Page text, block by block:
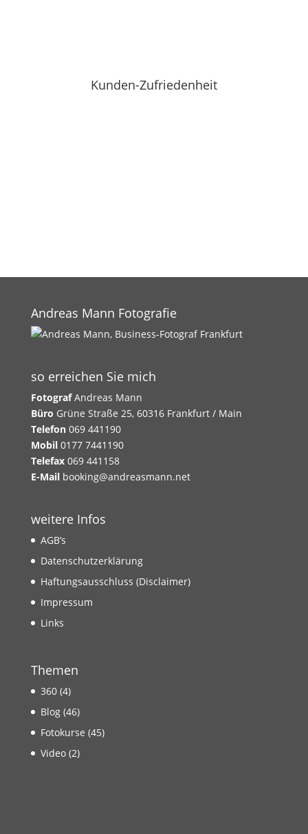
Kunden-Zufriedenheit
Andreas Mann Fotografie
so erreichen Sie mich
FotografAndreas Mann
Büro Grüne Straße 25, 60316 Frankfurt / Main
Telefon069 441190
Mobil0177 7441190
Telefax069 441158
E-Mail booking@andreasmann.net
weitere Infos
AGB’s
Datenschutzerklärung
Haftungsausschluss (Disclaimer)
Impressum
Links
Themen
360(4)
Blog(46)
Fotokurse (45)
Video(2)